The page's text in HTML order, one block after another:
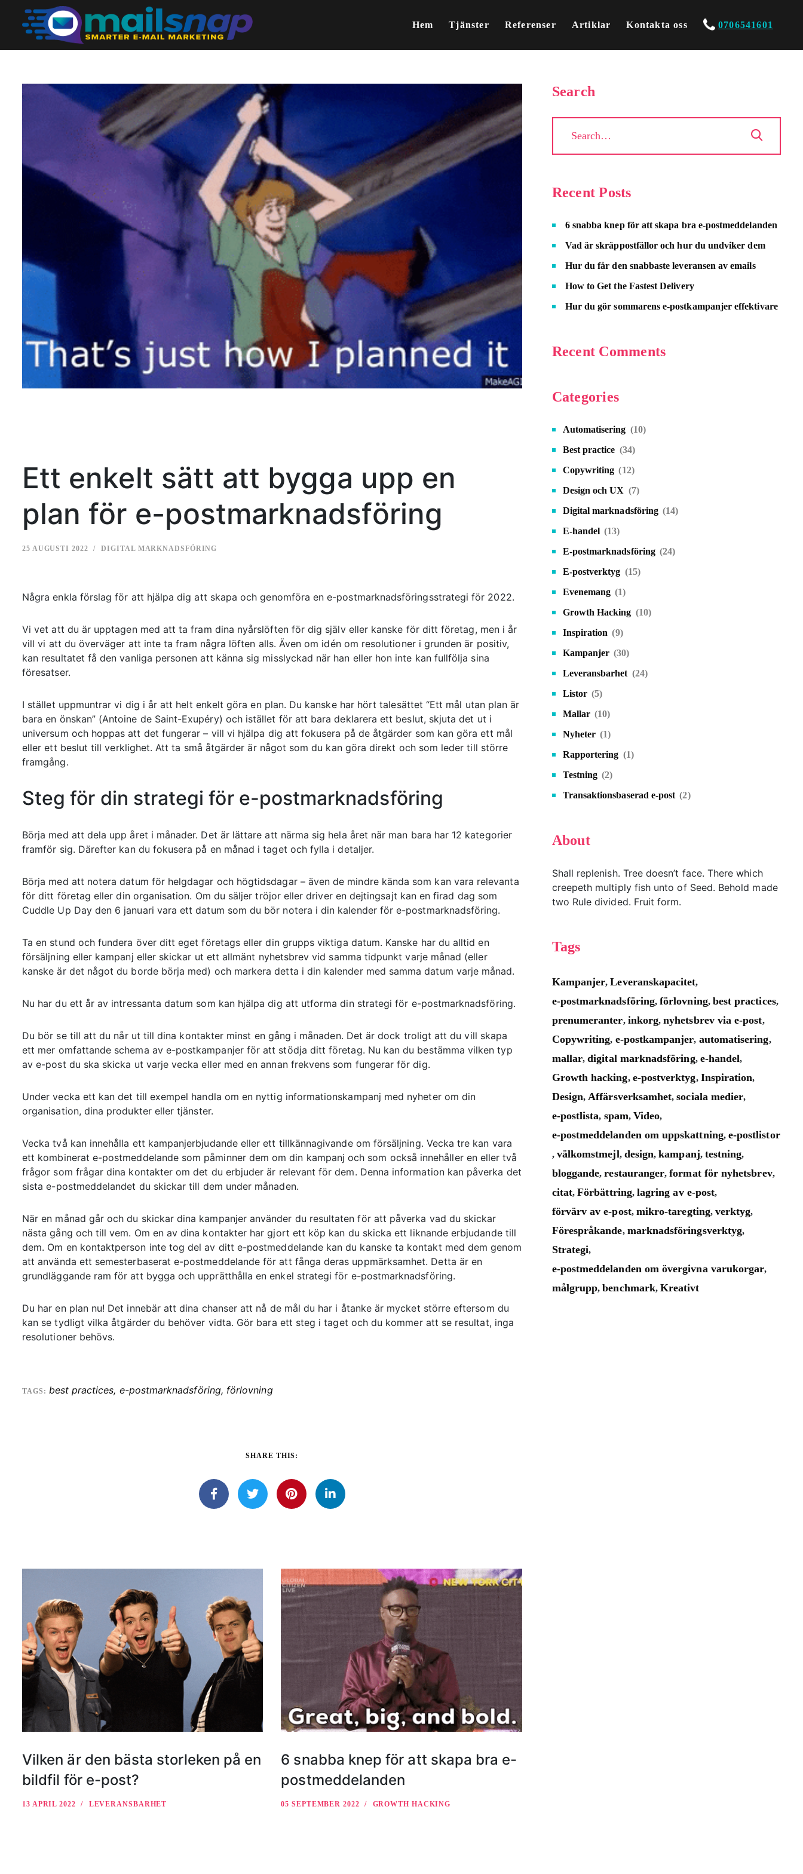
Hem Tjänster Referenser Artiklar Kontakta oss 0706541601
Ett enkelt sätt att bygga upp en
plan för e-postmarknadsföring
25 AUGUSTI 2022 DIGITAL MARKNADSFÖRING
Några enkla förslag för att hjälpa dig att skapa och genomföra en e-postmarknadsföringsstrategi för 2022.
Vi vet att du är upptagen med att ta fram dina nyårslöften för dig själv eller kanske för ditt företag, men i år
vill vi att du överväger att inte ta fram några löften alls. Även om idén om resolutioner i grunden är positiv,
kan resultatet få den vanliga personen att känna sig misslyckad när han eller hon inte kan fullfölja sina
föresatser.
I stället uppmuntrar vi dig i år att helt enkelt göra en plan. Du kanske har hört talesättet “Ett mål utan plan är
bara en önskan” (Antoine de Saint-Exupéry) och istället för att bara deklarera ett beslut, skjuta det ut i
universum och hoppas att det fungerar – vill vi hjälpa dig att fokusera på de åtgärder som kan göra ett mål
eller ett beslut till verklighet. Att ta små åtgärder är något som du kan göra direkt och som leder till större
framgång.
Steg för din strategi för e-postmarknadsföring
Börja med att dela upp året i månader. Det är lättare att närma sig hela året när man bara har 12 kategorier
framför sig. Därefter kan du fokusera på en månad i taget och fylla i detaljer.
Börja med att notera datum för helgdagar och högtidsdagar – även de mindre kända som kan vara relevanta
för ditt företag eller din organisation. Om du säljer tröjor eller driver en dejtingsajt kan en firad dag som
Cuddle Up Day den 6 januari vara ett datum som du bör notera i din kalender för e-postmarknadsföring.
Ta en stund och fundera över ditt eget företags eller din grupps viktiga datum. Kanske har du alltid en
försäljning eller kampanj eller skickar ut ett allmänt nyhetsbrev vid samma tidpunkt varje månad (eller
kanske är det något du borde börja med) och markera detta i din kalender med samma datum varje månad.
Nu har du ett år av intressanta datum som kan hjälpa dig att utforma din strategi för e-postmarknadsföring.
Du bör se till att du når ut till dina kontakter minst en gång i månaden. Det är dock troligt att du vill skapa
ett mer omfattande schema av e-postkampanjer för att stödja ditt företag. Nu kan du bestämma vilken typ
av e-post du ska skicka ut varje vecka eller med en annan frekvens som fungerar för dig.
Under vecka ett kan det till exempel handla om en nyttig informationskampanj med nyheter om din
organisation, dina produkter eller tjänster.
Vecka två kan innehålla ett kampanjerbjudande eller ett tillkännagivande om försäljning. Vecka tre kan vara
ett kombinerat e-postmeddelande som påminner dem om din kampanj och som också innehåller en eller två
frågor som frågar dina kontakter om det du erbjuder är relevant för dem. Denna information kan påverka det
sista e-postmeddelandet du skickar till dem under månaden.
När en månad går och du skickar dina kampanjer använder du resultaten för att påverka vad du skickar
nästa gång och till vem. Om en av dina kontakter har gjort ett köp kan du skicka ett liknande erbjudande till
dem. Om en kontaktperson inte tog del av ditt e-postmeddelande kan du kanske ta kontakt med dem genom
att använda ett semesterbaserat e-postmeddelande för att fånga deras uppmärksamhet. Detta är en
grundläggande ram för att bygga och upprätthålla en enkel strategi för e-postmarknadsföring.
Du har en plan nu! Det innebär att dina chanser att nå de mål du har i åtanke är mycket större eftersom du
kan se tydligt vilka åtgärder du behöver vidta. Gör bara ett steg i taget och du kommer att se resultat, inga
resolutioner behövs.
TAGS: best practices, e-postmarknadsföring, förlovning
SHARE THIS:
Vilken är den bästa storleken på en
bildfil för e-post?
13 APRIL 2022 LEVERANSBARHET
6 snabba knep för att skapa bra e-
postmeddelanden
05 SEPTEMBER 2022 GROWTH HACKING
Search
Recent Posts
6 snabba knep för att skapa bra e-postmeddelanden
Vad är skräppostfällor och hur du undviker dem
Hur du får den snabbaste leveransen av emails
How to Get the Fastest Delivery
Hur du gör sommarens e-postkampanjer effektivare
Recent Comments
Categories
Automatisering (10)
Best practice (34)
Copywriting (12)
Design och UX (7)
Digital marknadsföring (14)
E-handel (13)
E-postmarknadsföring (24)
E-postverktyg (15)
Evenemang (1)
Growth Hacking (10)
Inspiration (9)
Kampanjer (30)
Leveransbarhet (24)
Listor (5)
Mallar (10)
Nyheter (1)
Rapportering (1)
Testning (2)
Transaktionsbaserad e-post (2)
About
Shall replenish. Tree doesn’t face. There which
creepeth multiply fish unto of Seed. Behold made
two Rule divided. Fruit form.
Tags
Kampanjer,Leveranskapacitet,
e-postmarknadsföring,förlovning, best practices,
prenumeranter, inkorg,nyhetsbrev via e-post,
Copywriting, e-postkampanjer, automatisering,
mallar,digital marknadsföring, e-handel,
Growth hacking, e-postverktyg, Inspiration,
Design, Affärsverksamhet,sociala medier,
e-postlista, spam, Video,
e-postmeddelanden om uppskattning, e-postlistor
, välkomstmejl, design,kampanj, testning,
bloggande,restauranger,format för nyhetsbrev,
citat,Förbättring, lagring av e-post,
förvärv av e-post, mikro-taregting, verktyg,
Förespråkande, marknadsföringsverktyg,
Strategi,
e-postmeddelanden om övergivna varukorgar,
målgrupp,benchmark,Kreativt